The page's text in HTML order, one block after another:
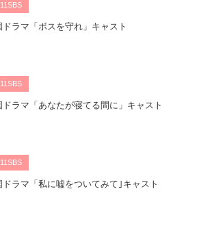
ドラマ「ボスを守れ」キャスト
ドラマ「あなたが寝てる間に」キャスト
ドラマ「私に嘘をついてみて｣キャスト